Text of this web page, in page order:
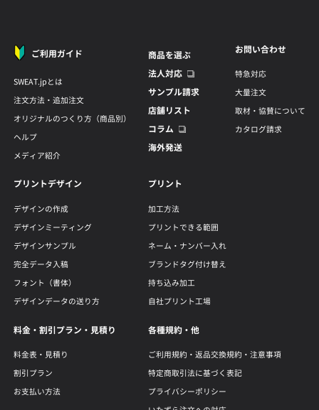
ご利用ガイド
SWEAT.jpとは
注文方法・追加注文
オリジナルのつくり方（商品別）
ヘルプ
メディア紹介
商品を選ぶ
法人対応
サンプル請求
店舗リスト
コラム
海外発送
お問い合わせ
特急対応
大量注文
取材・協賛について
カタログ請求
プリントデザイン
デザインの作成
デザインミーティング
デザインサンプル
完全データ入稿
フォント（書体）
デザインデータの送り方
プリント
加工方法
プリントできる範囲
ネーム・ナンバー入れ
ブランドタグ付け替え
持ち込み加工
自社プリント工場
料金・割引プラン・見積り
料金表・見積り
割引プラン
お支払い方法
各種規約・他
ご利用規約・返品交換規約・注意事項
特定商取引法に基づく表記
プライバシーポリシー